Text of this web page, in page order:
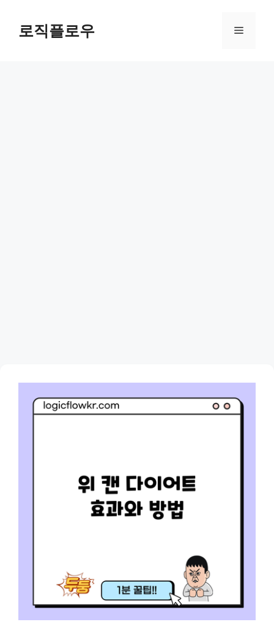
content로직플로우 Menu